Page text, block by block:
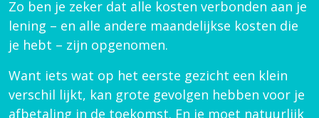
Zo ben je zeker dat alle kosten verbonden aan je
lening – en alle andere maandelijkse kosten die
je hebt – zijn opgenomen.
Want iets wat op het eerste gezicht een klein
verschil lijkt, kan grote gevolgen hebben voor je
afbetaling in de toekomst. En je moet natuurlijk